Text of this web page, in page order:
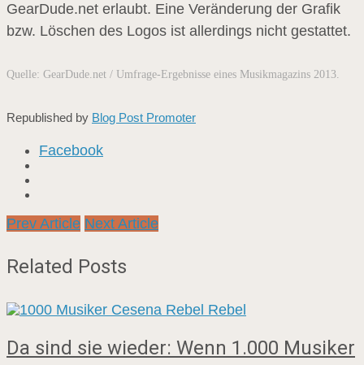
GearDude.net erlaubt. Eine Veränderung der Grafik
bzw. Löschen des Logos ist allerdings nicht gestattet.
Quelle: GearDude.net / Umfrage-Ergebnisse eines Musikmagazins 2013.
Republished by Blog Post Promoter
Facebook
Prev Article Next Article
Related Posts
Da sind sie wieder: Wenn 1.000 Musiker